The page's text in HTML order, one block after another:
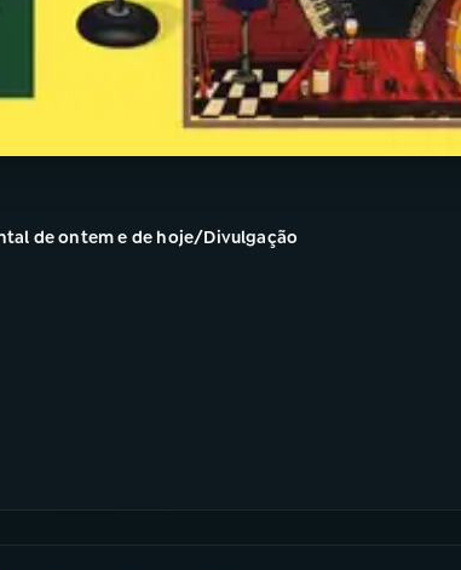
de ontem e de hoje/Divulgação